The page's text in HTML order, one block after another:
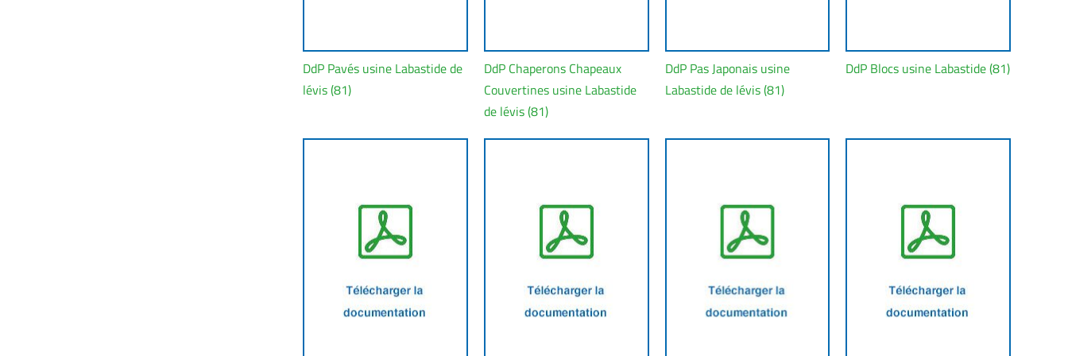
DdP Pavés usine Labastide de
lévis (81)
DdP Chaperons Chapeaux
Couvertines usine Labastide
de lévis (81)
DdP Pas Japonais usine
Labastide de lévis (81)
DdP Blocs usine Labastide (81)